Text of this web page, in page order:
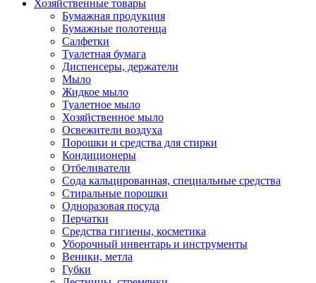
Хозяйственные товары
Бумажная продукция
Бумажные полотенца
Салфетки
Туалетная бумага
Диспенсеры, держатели
Мыло
Жидкое мыло
Туалетное мыло
Хозяйственное мыло
Освежители воздуха
Порошки и средства для стирки
Кондиционеры
Отбеливатели
Сода кальцированная, специальные средства
Стиральные порошки
Одноразовая посуда
Перчатки
Средства гигиены, косметика
Уборочный инвентарь и инструменты
Веники, метла
Губки